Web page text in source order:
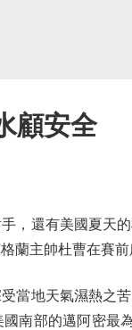
顧安全
還有美國夏天的
蘭主帥杜曹在賽
地天氣濕熱之苦
南部的邁阿密最